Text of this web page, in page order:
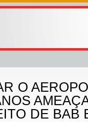
O
DE BAB